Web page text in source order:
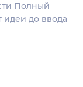
Полный
идеи до ввода